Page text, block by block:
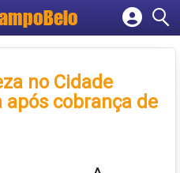
empresa
conta
no Cidade
cobrança de